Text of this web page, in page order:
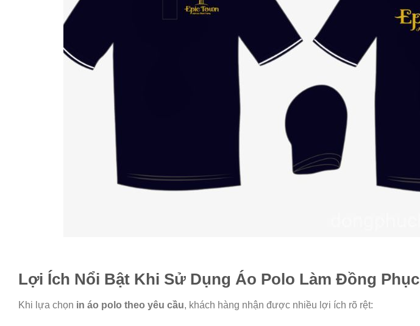
Lợi Ích Nổi Bật Khi Sử Dụng Áo Polo Làm Đồng Phục
Khi lựa chọn in áo polo theo yêu cầu, khách hàng nhận được nhiều lợi ích rõ rệt: